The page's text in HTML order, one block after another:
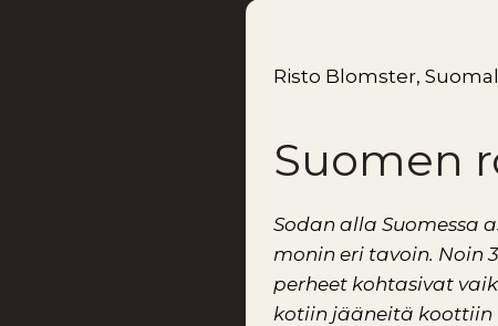
Risto Blomster,
Suomen
Sodan alla Suomessa
monin eri tavoin. Noin
perheet kohtasivat
kotiin jääneitä koottiin